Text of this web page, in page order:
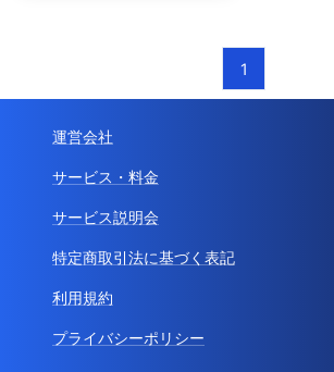
1
運営会社
サービス・料金
サービス説明会
特定商取引法に基づく表記
利用規約
プライバシーポリシー